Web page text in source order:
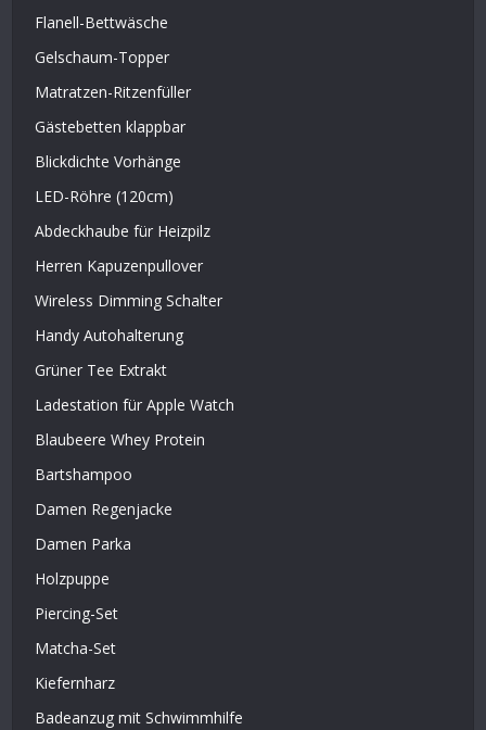
Flanell-Bettwäsche
Gelschaum-Topper
Matratzen-Ritzenfüller
Gästebetten klappbar
Blickdichte Vorhänge
LED-Röhre (120cm)
Abdeckhaube für Heizpilz
Herren Kapuzenpullover
Wireless Dimming Schalter
Handy Autohalterung
Grüner Tee Extrakt
Ladestation für Apple Watch
Blaubeere Whey Protein
Bartshampoo
Damen Regenjacke
Damen Parka
Holzpuppe
Piercing-Set
Matcha-Set
Kiefernharz
Badeanzug mit Schwimmhilfe